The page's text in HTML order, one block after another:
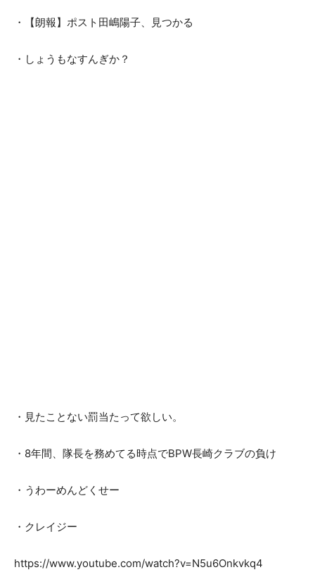
・【朗報】ポスト田嶋陽子、見つかる
・しょうもなすんぎか？
・見たことない罰当たって欲しい。
・8年間、隊長を務めてる時点でBPW長崎クラブの負け
・うわーめんどくせー
・クレイジー
https://www.youtube.com/watch?v=N5u6Onkvkq4